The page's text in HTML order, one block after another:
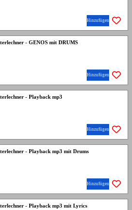
Hinzufügen
- GENOS mit DRUMS
Hinzufügen
- Playback mp3
Hinzufügen
- Playback mp3 mit Drums
Hinzufügen
- Playback mp3 mit Lyrics